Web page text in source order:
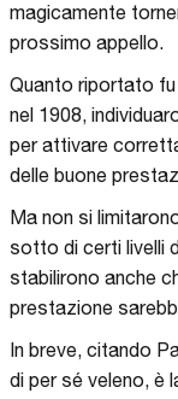
magicamente
prossimo appello.
Quanto riportato
nel 1908,
per attivare
delle buone
Ma non si
sotto di certi livelli
stabilirono anche
prestazione
In breve, citando
di per sé veleno, è